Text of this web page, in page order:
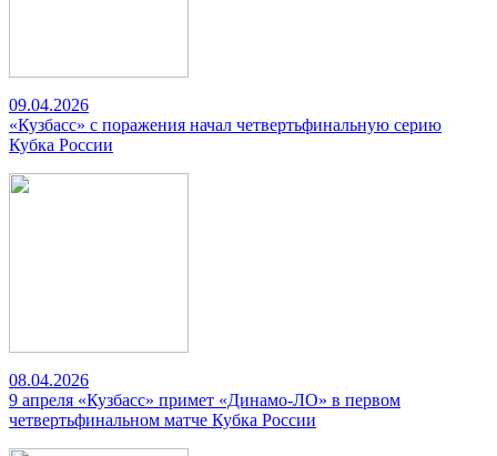
09.04.2026
«Кузбасс» с поражения начал четвертьфинальную серию
Кубка России
08.04.2026
9 апреля «Кузбасс» примет «Динамо-ЛО» в первом
четвертьфинальном матче Кубка России